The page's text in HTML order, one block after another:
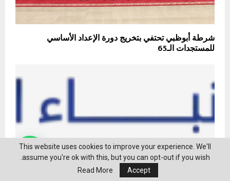
شرطة أبوظبي تحتفي بتخريج دورة الإعداد الأساسي
للمستجدات الـ65
This website uses cookies to improve your experience. We'll
assume you're ok with this, but you can opt-out if you wish.
Accept
Read More